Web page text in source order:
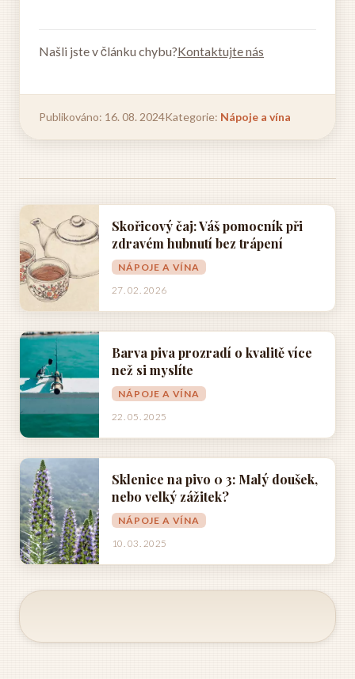
Našli jste v článku chybu?Kontaktujte nás
Publikováno: 16. 08. 2024Kategorie: Nápoje a vína
Skořicový čaj: Váš pomocník při
zdravém hubnutí bez trápení
NÁPOJE A VÍNA
27. 02. 2026
Barva piva prozradí o kvalitě více
než si myslíte
NÁPOJE A VÍNA
22. 05. 2025
Sklenice na pivo 0 3: Malý doušek,
nebo velký zážitek?
NÁPOJE A VÍNA
10. 03. 2025